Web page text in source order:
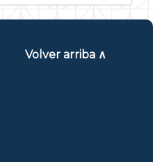
Volver arriba ∧